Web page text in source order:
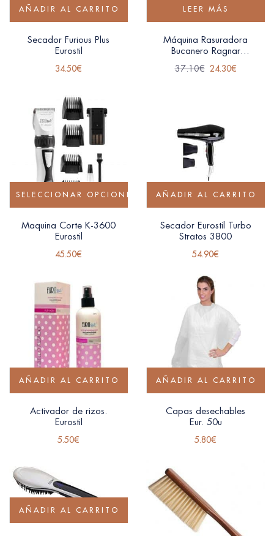
AÑADIR AL CARRITO
Secador Furious Plus
Eurostil
34.50€
LEER MÁS
Máquina Rasuradora
Bucanero Ragnar
37.10€ 24.30€
SELECCIONAR OPCIONES
Maquina Corte K-3600
Eurostil
45.50€
AÑADIR AL CARRITO
Secador Eurostil Turbo
Stratos 3800
54.90€
AÑADIR AL CARRITO
Activador de rizos.
Eurostil
5.50€
AÑADIR AL CARRITO
Capas desechables
Eur. 50u
5.80€
AÑADIR AL CARRITO